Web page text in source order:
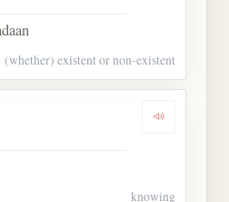
(whether) existent or non-existent
Dengarkan
knowing